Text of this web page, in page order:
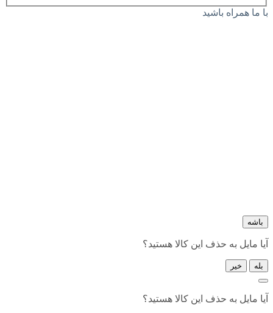
با ما همراه باشید
باشه
آیا مایل به حذف این کالا هستید؟
بله خیر
آیا مایل به حذف این کالا هستید؟